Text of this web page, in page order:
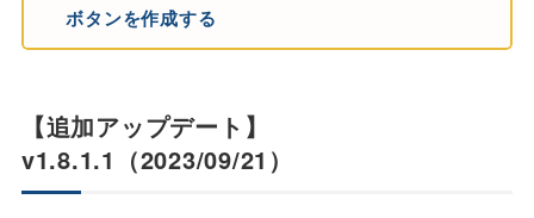
ボタンを作成する
【追加アップデート】
v1.8.1.1（2023/09/21）